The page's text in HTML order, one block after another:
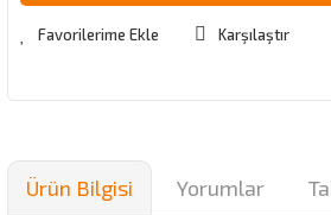
Karşılaştır
Ürün Bilgisi Yorumlar